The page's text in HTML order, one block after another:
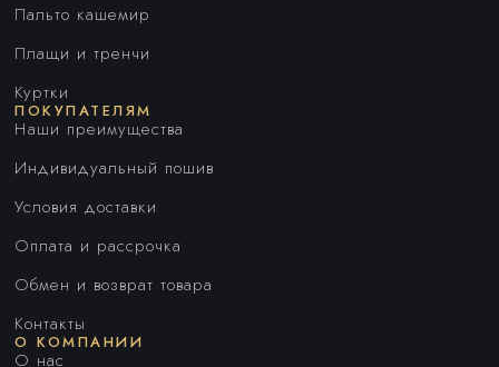
Пальто кашемир
Плащи и тренчи
Куртки
ПОКУПАТЕЛЯМ
Наши преимущества
Индивидуальный пошив
Условия доставки
Оплата и рассрочка
Обмен и возврат товара
Контакты
О КОМПАНИИ
О нас